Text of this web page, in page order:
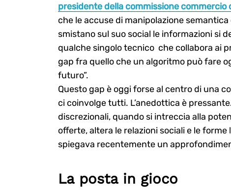
presidente della commissione commercio
che le accuse di manipolazione
smistano sul suo social le informazioni si
qualche singolo tecnico che collabora ai
gap fra quello che un algoritmo può fare
futuro”.
Questo gap è oggi forse al centro di una
ci coinvolge tutti. L’anedottica è
discrezionali, quando si intreccia alla
offerte, altera le relazioni sociali e le
spiegava recentemente un
La posta in gioco